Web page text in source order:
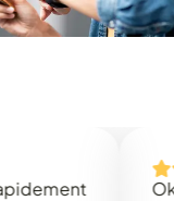
Ok! !!!!